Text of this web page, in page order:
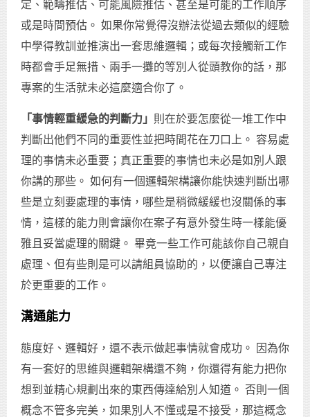
定、範疇推估、可能風險推估、甚至是可能的工作順序
或是時間預估。 如果你常覺得沒辦法從過去類似的經驗
中學得教訓並推演出一套思維邏輯；或每次接觸新工作
時都會手足無措、兩手一攤的等別人從頭教你的話，那
專案的生活就未必這麼適合你了。
「事情輕重緩急的判斷力」 則在於要怎麼從一堆工作中
判斷出他們不同的重要性並把時間花在刀口上。 容易處
理的事情未必重要；真正重要的事情也未必是如別人跟
你講的那些。 如何有一個邏輯架構讓你能快速判斷出哪
些是立刻要處理的事情，哪些是稍微緩緩也沒關係的事
情，這樣的能力則會讓你在案子有意外發生時一樣能優
雅且妥當處理的關鍵。 畢竟一些工作可能該你自己親自
處理、但有些則是可以請組員協助的，以便讓自己專注
於更重要的工作。
溝通能力
態度好、邏輯好，還不表示做起事情就會成功。 因為你
有一套好的思維與邏輯架構還不夠，你還得有能力把你
想到並精心規劃出來的東西傳達給別人知道。 否則一個
概念不管多完美，如果別人不懂或是不接受，那這概念